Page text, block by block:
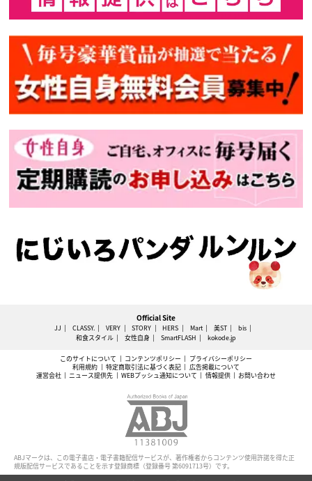
Official Site
JJ CLASSY. VERY STORY HERS Mart 美ST
bis
和食スタイル
女性自身 SmartFLASH kokode.jp
このサイトについて コンテンツポリシー
プライバシーポリシー
利用規約
特定商取引法に基づく表記
広告掲載について
運営会社
ニュース提供先 WEBプッシュ通知について 情報提供 お問い合わせ
ABJマークは、この電子書店・電子書籍配信サービスが、著作権者からコンテンツ使用許諾を得た正
規版配信サービスであることを示す登録商標（登録番号 第6091713号）です。